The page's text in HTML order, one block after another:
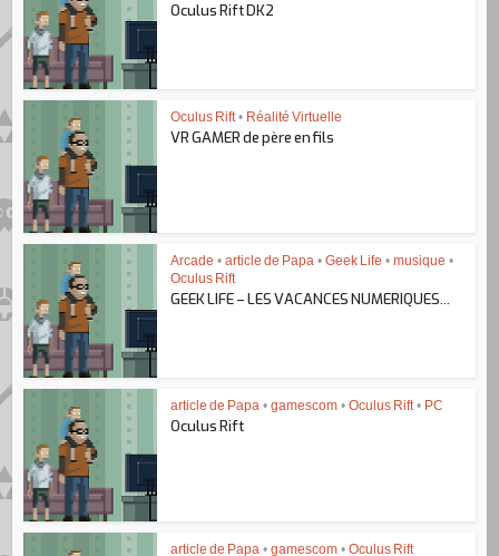
Oculus Rift DK2
Oculus Rift • Réalité Virtuelle
VR GAMER de père en fils
Arcade • article de Papa • Geek Life • musique •
Oculus Rift
GEEK LIFE – LES VACANCES NUMERIQUES...
article de Papa • gamescom • Oculus Rift • PC
Oculus Rift
article de Papa • gamescom • Oculus Rift